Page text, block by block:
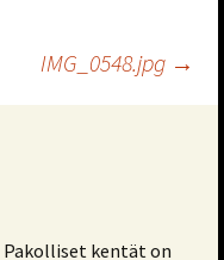
IMG_0548.jpg →
Pakolliset kentät on